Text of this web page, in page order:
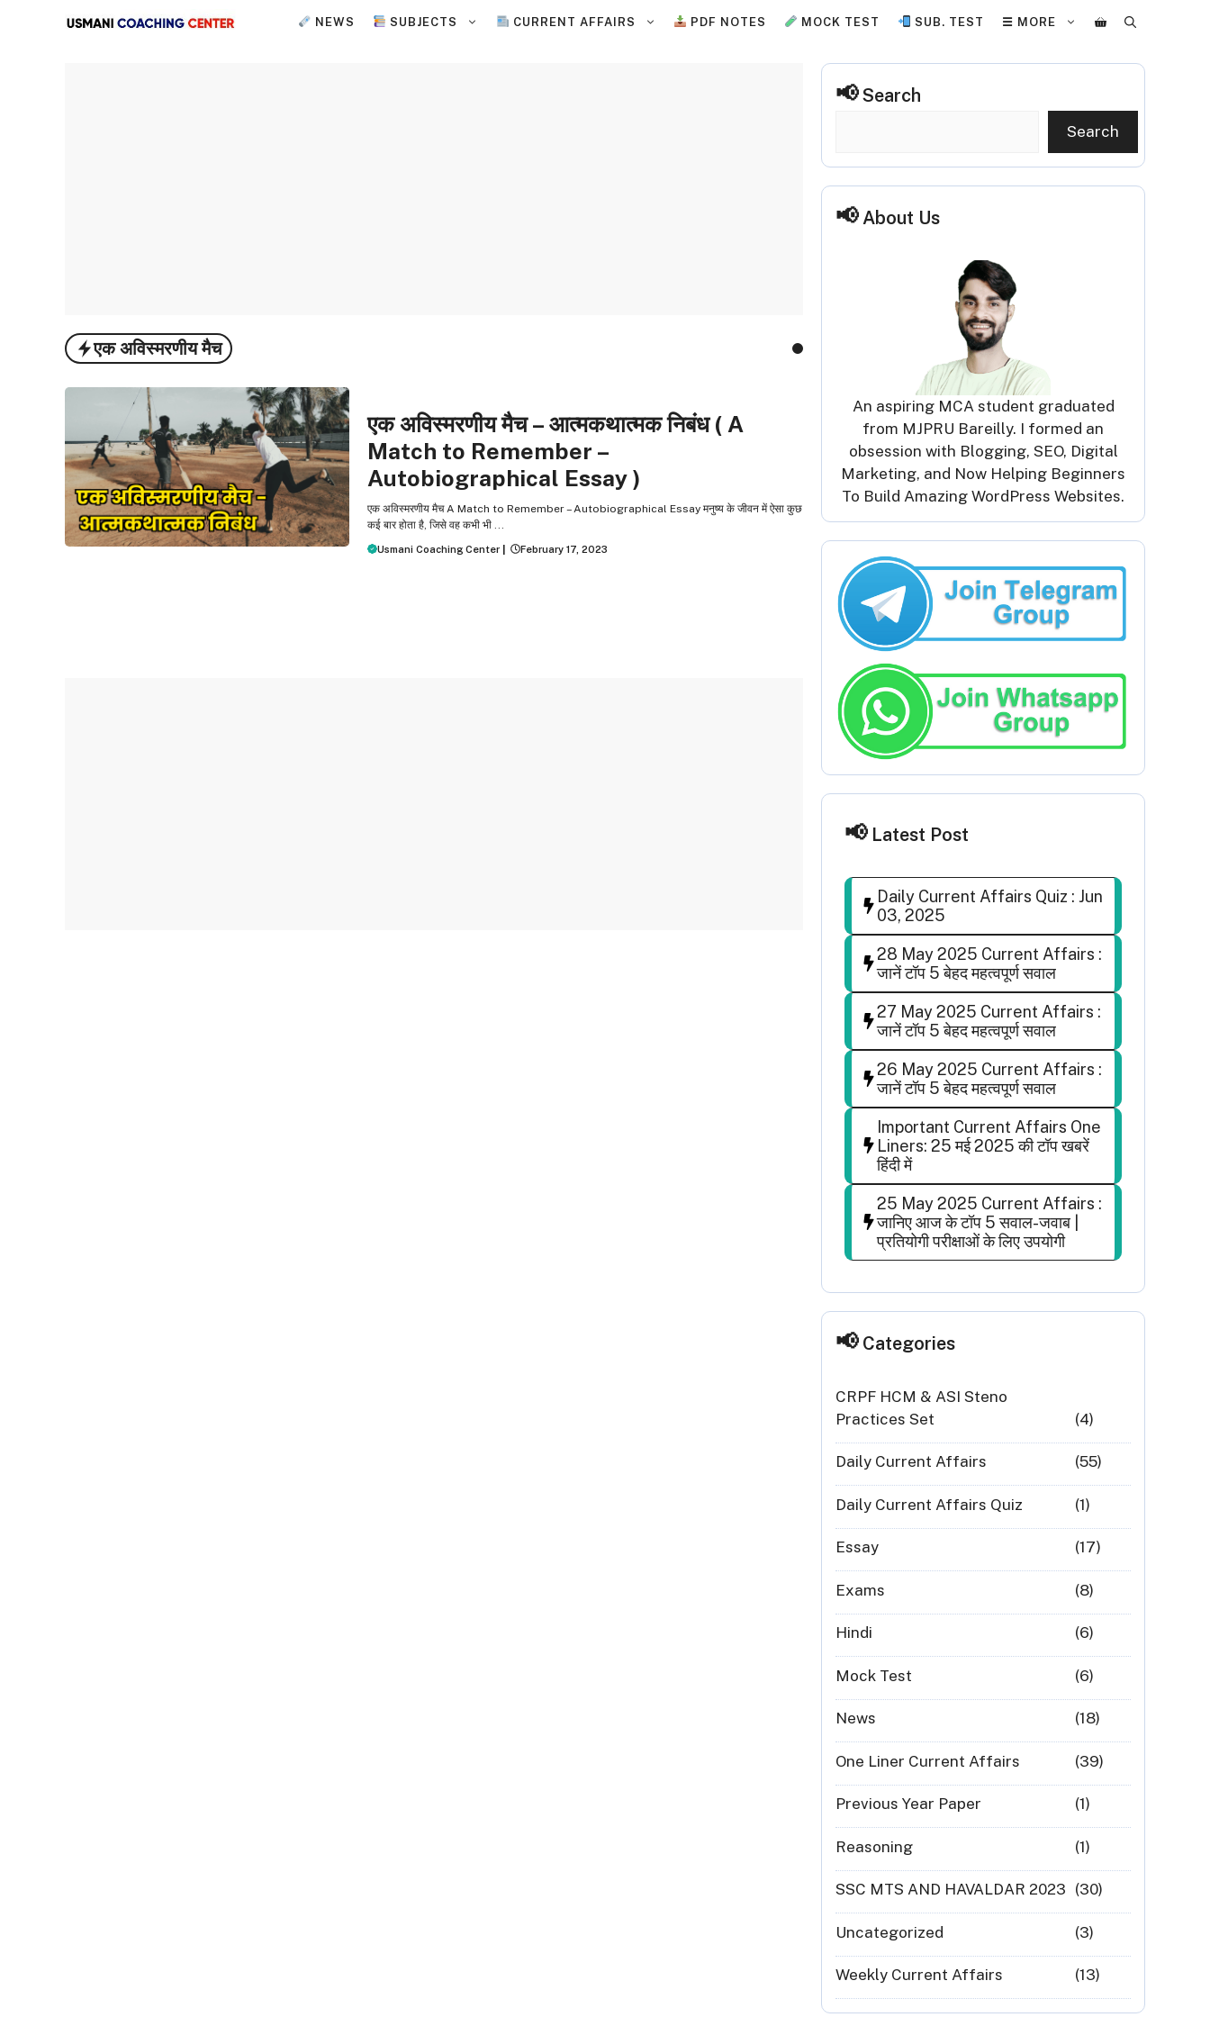
NEWS SUBJECTS CURRENT AFFAIRS PDF NOTES MOCK TEST SUB. TEST ☰ MORE
एक अविस्मरणीय मैच
एक अविस्मरणीय मैच – आत्‍मकथात्‍मक निबंध ( A
Match to Remember –
Autobiographical Essay )
एक अविस्मरणीय मैच A Match to Remember – Autobiographical Essay मनुष्य के जीवन में ऐसा कुछ
कई बार होता है, जिसे वह कभी भी ...
Usmani Coaching Center February 17, 2023
Search
Search
About Us
An aspiring MCA student graduated
from MJPRU Bareilly. I formed an
obsession with Blogging, SEO, Digital
Marketing, and Now Helping Beginners
To Build Amazing WordPress Websites.
Latest Post
Daily Current Affairs Quiz : Jun
03, 2025
28 May 2025 Current Affairs :
जानें टॉप 5 बेहद महत्वपूर्ण सवाल
27 May 2025 Current Affairs :
जानें टॉप 5 बेहद महत्वपूर्ण सवाल
26 May 2025 Current Affairs :
जानें टॉप 5 बेहद महत्वपूर्ण सवाल
Important Current Affairs One
Liners: 25 मई 2025 की टॉप खबरें
हिंदी में
25 May 2025 Current Affairs :
जानिए आज के टॉप 5 सवाल-जवाब |
प्रतियोगी परीक्षाओं के लिए उपयोगी
Categories
CRPF HCM & ASI Steno
Practices Set
(4)
Daily Current Affairs (55)
Daily Current Affairs Quiz (1)
Essay (17)
Exams (8)
Hindi (6)
Mock Test (6)
News (18)
One Liner Current Affairs (39)
Previous Year Paper (1)
Reasoning (1)
SSC MTS AND HAVALDAR 2023 (30)
Uncategorized (3)
Weekly Current Affairs (13)